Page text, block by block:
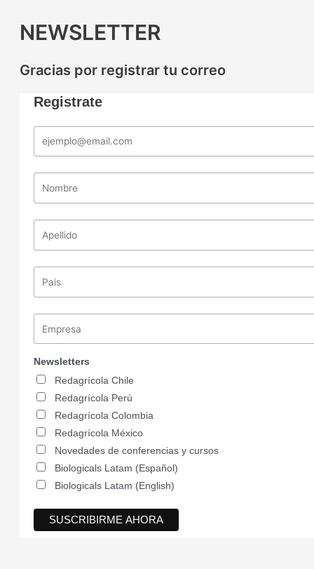
NEWSLETTER
Gracias por registrar tu correo
Registrate
Newsletters
Redagrícola Chile
Redagrícola Perú
Redagrícola Colombia
Redagrícola México
Novedades de conferencias y cursos
Biologicals Latam (Español)
Biologicals Latam (English)